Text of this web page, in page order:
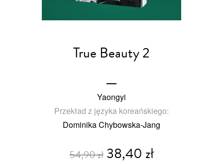
True Beauty 2
Yaongyi
Przekład z języka koreańskiego:
Dominika Chybowska-Jang
54,90 zł38,40 zł